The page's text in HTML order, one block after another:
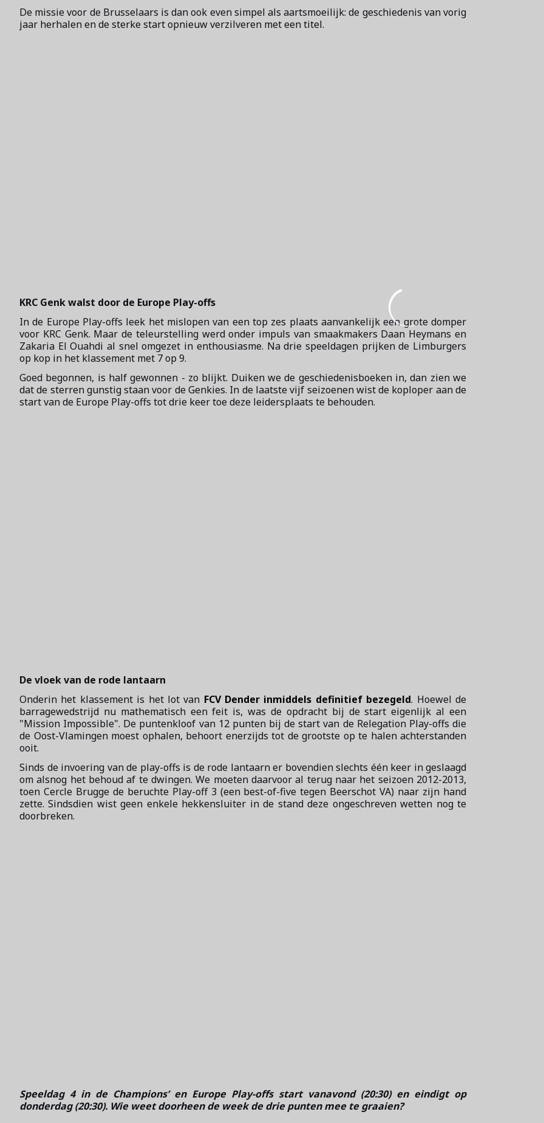
De missie voor de Brusselaars is dan ook even simpel als aartsmoeilijk: de geschiedenis van vorig
jaar herhalen en de sterke start opnieuw verzilveren met een titel.
KRC Genk walst door de Europe Play-offs
In de Europe Play-offs leek het mislopen van een top zes plaats aanvankelijk een grote domper
voor KRC Genk. Maar de teleurstelling werd onder impuls van smaakmakers Daan Heymans en
Zakaria El Ouahdi al snel omgezet in enthousiasme. Na drie speeldagen prijken de Limburgers
op kop in het klassement met 7 op 9.
Goed begonnen, is half gewonnen - zo blijkt. Duiken we de geschiedenisboeken in, dan zien we
dat de sterren gunstig staan voor de Genkies. In de laatste vijf seizoenen wist de koploper aan de
start van de Europe Play-offs tot drie keer toe deze leidersplaats te behouden.
De vloek van de rode lantaarn
Onderin het klassement is het lot van FCV Dender inmiddels definitief bezegeld. Hoewel de
barragewedstrijd nu mathematisch een feit is, was de opdracht bij de start eigenlijk al een
"Mission Impossible". De puntenkloof van 12 punten bij de start van de Relegation Play-offs die
de Oost-Vlamingen moest ophalen, behoort enerzijds tot de grootste op te halen achterstanden
ooit.
Sinds de invoering van de play-offs is de rode lantaarn er bovendien slechts één keer in geslaagd
om alsnog het behoud af te dwingen. We moeten daarvoor al terug naar het seizoen 2012-2013,
toen Cercle Brugge de beruchte Play-off 3 (een best-of-five tegen Beerschot VA) naar zijn hand
zette. Sindsdien wist geen enkele hekkensluiter in de stand deze ongeschreven wetten nog te
doorbreken.
Speeldag 4 in de Champions’ en Europe Play-offs start vanavond (20:30) en eindigt op
donderdag (20:30). Wie weet doorheen de week de drie punten mee te graaien?